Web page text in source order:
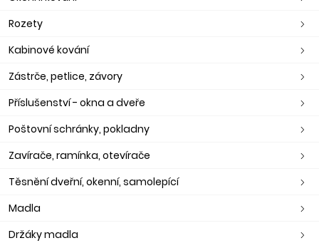
Rozety
Kabinové kování
Zástrče, petlice, závory
Příslušenství - okna a dveře
Poštovní schránky, pokladny
Zavírače, ramínka, otevírače
Těsnění dveřní, okenní, samolepící
Madla
Držáky madla